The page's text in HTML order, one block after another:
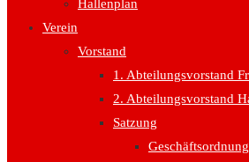
Hallenplan
Verein
Vorstand
1. Abteilungsvorstand
2. Abteilungsvorstand
Satzung
Geschäftsordnung